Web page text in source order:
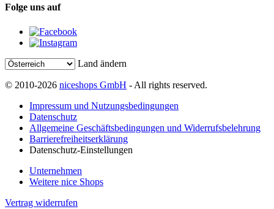
Folge uns auf
Land ändern
© 2010-2026 niceshops GmbH - All rights reserved.
Impressum und Nutzungsbedingungen
Datenschutz
Allgemeine Geschäftsbedingungen und Widerrufsbelehrung
Barrierefreiheitserklärung
Datenschutz-Einstellungen
Unternehmen
Weitere nice Shops
Vertrag widerrufen